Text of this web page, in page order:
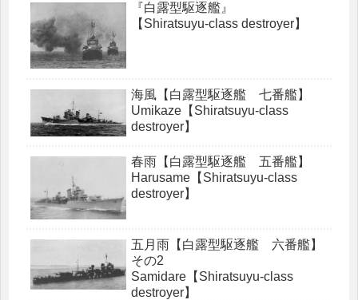
『白露型駆逐艦』
【Shiratsuyu-class destroyer】
海風【白露型駆逐艦 七番艦】
Umikaze【Shiratsuyu-class
destroyer】
春雨【白露型駆逐艦 五番艦】
Harusame【Shiratsuyu-class
destroyer】
五月雨【白露型駆逐艦 六番艦】
その2
Samidare【Shiratsuyu-class
destroyer】